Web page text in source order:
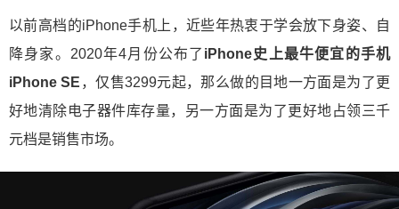
以前高档的iPhone手机上，近些年热衷于学会放下身姿、自
降身家。2020年4月份公布了 iPhone史上最牛便宜的手机
iPhone SE ，仅售3299元起，那么做的目地一方面是为了更
好地清除电子器件库存量，另一方面是为了更好地占领三千
元档是销售市场。